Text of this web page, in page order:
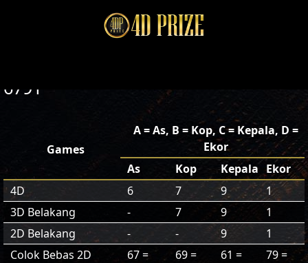
6791
Games
A = As, B = Kop, C = Kepala, D =
Ekor
As
Kop Kepala Ekor
4D
6 7 9
1
3D Belakang
- 7 9
1
2D Belakang
- - 9
1
Colok Bebas 2D
67 =
69 =
61 =
79 =